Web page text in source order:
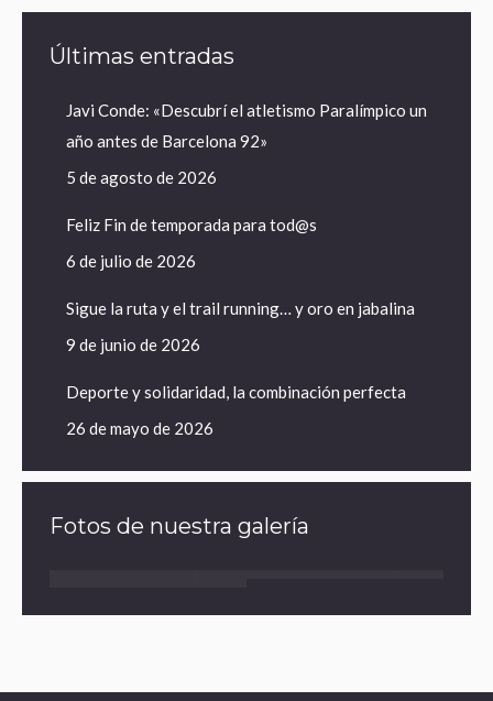
Últimas entradas
Javi Conde: «Descubrí el atletismo Paralímpico un
año antes de Barcelona 92»
5 de agosto de 2026
Feliz Fin de temporada para tod@s
6 de julio de 2026
Sigue la ruta y el trail running… y oro en jabalina
9 de junio de 2026
Deporte y solidaridad, la combinación perfecta
26 de mayo de 2026
Fotos de nuestra galería